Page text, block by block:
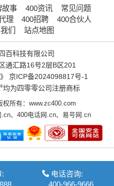
故事 400资讯
常见问题
理 400招聘
400合伙人
们 站点地图
百科技有限公司
通汇路16号2层B区201
京ICP备2024098817号-1
®均为四零零公司注册商标
所有：www.zc400.com
.cn、 400电话网.cn、 易号网.cn
:
电话咨询:
400-966-9666